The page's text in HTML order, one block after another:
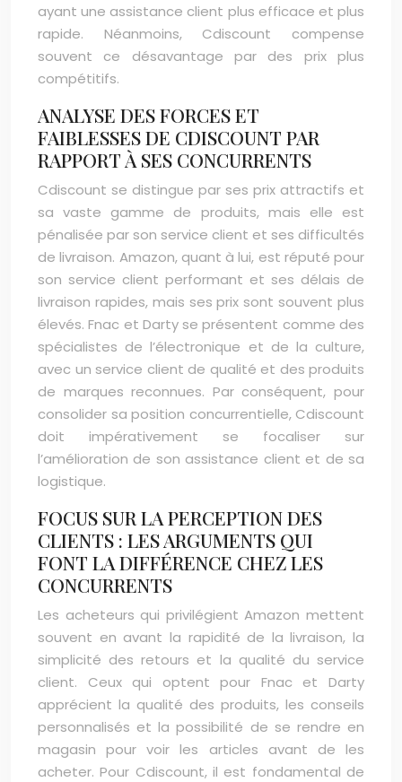
ayant une assistance client plus efficace et plus
rapide. Néanmoins, Cdiscount compense
souvent ce désavantage par des prix plus
compétitifs.
ANALYSE DES FORCES ET
FAIBLESSES DE CDISCOUNT PAR
RAPPORT À SES CONCURRENTS
Cdiscount se distingue par ses prix attractifs et
sa vaste gamme de produits, mais elle est
pénalisée par son service client et ses difficultés
de livraison. Amazon, quant à lui, est réputé pour
son service client performant et ses délais de
livraison rapides, mais ses prix sont souvent plus
élevés. Fnac et Darty se présentent comme des
spécialistes de l’électronique et de la culture,
avec un service client de qualité et des produits
de marques reconnues. Par conséquent, pour
consolider sa position concurrentielle, Cdiscount
doit impérativement se focaliser sur
l’amélioration de son assistance client et de sa
logistique.
FOCUS SUR LA PERCEPTION DES
CLIENTS : LES ARGUMENTS QUI
FONT LA DIFFÉRENCE CHEZ LES
CONCURRENTS
Les acheteurs qui privilégient Amazon mettent
souvent en avant la rapidité de la livraison, la
simplicité des retours et la qualité du service
client. Ceux qui optent pour Fnac et Darty
apprécient la qualité des produits, les conseils
personnalisés et la possibilité de se rendre en
magasin pour voir les articles avant de les
acheter. Pour Cdiscount, il est fondamental de